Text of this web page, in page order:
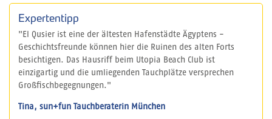
Expertentipp
"El Qusier ist eine der ältesten Hafenstädte Ägyptens -
Geschichtsfreunde können hier die Ruinen des alten Forts
besichtigen. Das Hausriff beim Utopia Beach Club ist
einzigartig und die umliegenden Tauchplätze versprechen
Großfischbegegnungen."
Tina, sun+fun Tauchberaterin München